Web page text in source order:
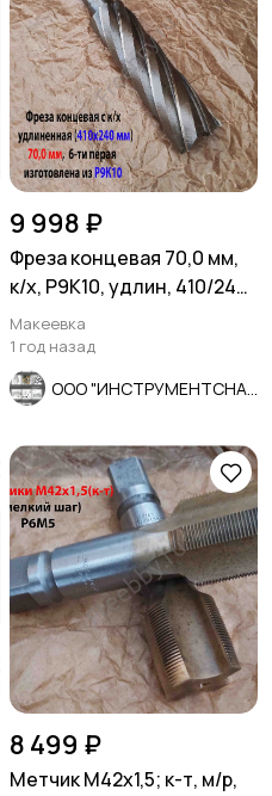
Хэндмейд
9 998 ₽
Фреза концевая 70,0 мм,
к/х, Р9К10, удлин, 410/240
мм, Z6, КМ5, СССР.
Макеевка
1 год назад
8 499 ₽
Метчик М42х1,5; к-т, м/р,